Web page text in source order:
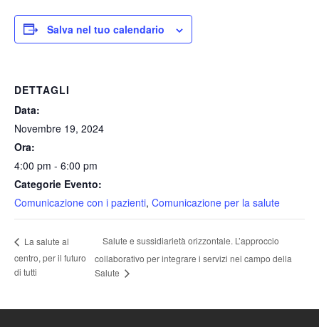
Salva nel tuo calendario
DETTAGLI
Data:
Novembre 19, 2024
Ora:
4:00 pm - 6:00 pm
Categorie Evento:
Comunicazione con i pazienti, Comunicazione per la salute
La salute al
centro, per il futuro
di tutti
Salute e sussidiarietà orizzontale. L’approccio
collaborativo per integrare i servizi nel campo della
Salute